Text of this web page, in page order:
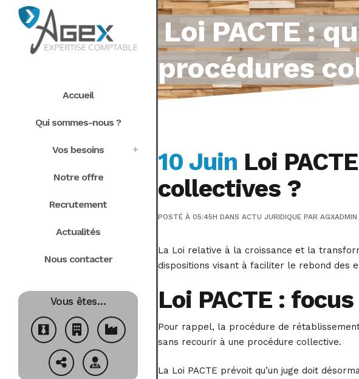
Accueil
Qui sommes-nous ?
Vos besoins
Notre offre
Recrutement
Actualités
Nous contacter
Vous êtes…
Loi PACTE :
procédures
10 Juin Loi
collectives ?
POSTÉ À 05:45H DANS ACTU JURIDIQUE PAR AGXADMIN
La Loi relative à la croissance et la
dispositions visant à faciliter le rebond des
Loi PACTE :
Pour rappel, la procédure de
sans recourir à une procédure collective.
La Loi PACTE prévoit qu’un juge doit